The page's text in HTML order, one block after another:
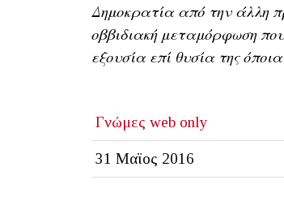
Δημοκρατία από την άλλη
οββιδιακή μεταμόρφωση
εξουσία επί θυσία της
Γνώμες web only
31 Μαϊος 2016